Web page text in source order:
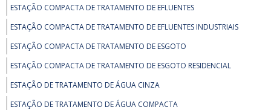
ESTAÇÃO COMPACTA DE TRATAMENTO DE EFLUENTES
ESTAÇÃO COMPACTA DE TRATAMENTO DE EFLUENTES INDUSTRIAIS
ESTAÇÃO COMPACTA DE TRATAMENTO DE ESGOTO
ESTAÇÃO COMPACTA DE TRATAMENTO DE ESGOTO RESIDENCIAL
ESTAÇÃO DE TRATAMENTO DE ÁGUA CINZA
ESTAÇÃO DE TRATAMENTO DE ÁGUA COMPACTA